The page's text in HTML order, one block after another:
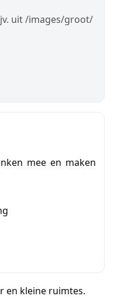
uit /images/groot/
mee en maken
en kleine ruimtes.